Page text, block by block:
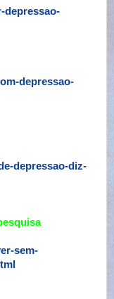
depressao-
depressao-
depressao-diz-
sem-